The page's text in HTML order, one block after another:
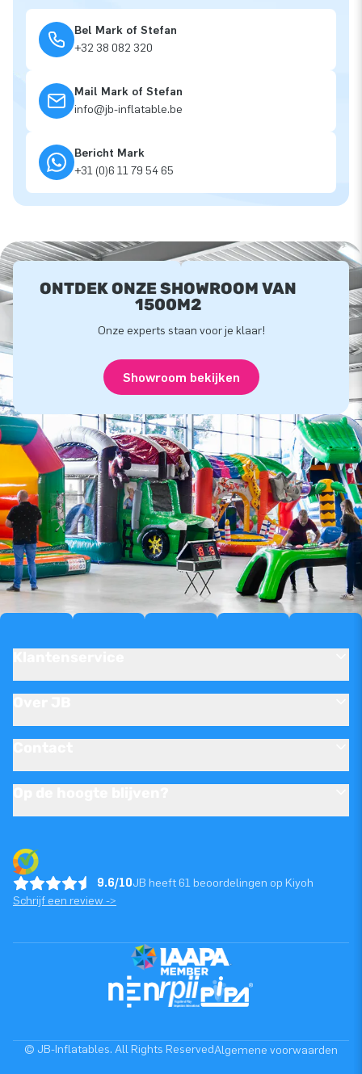
Bel Mark of Stefan
+32 38 082 320
Mail Mark of Stefan
info@jb-inflatable.be
Bericht Mark
+31 (0)6 11 79 54 65
ONTDEK ONZE SHOWROOM VAN
1500M2
Onze experts staan voor je klaar!
Showroom bekijken
9.6/10JB heeft 61 beoordelingen op Kiyoh
Schrijf een review ->
© JB-Inflatables. All Rights ReservedAlgemene voorwaarden